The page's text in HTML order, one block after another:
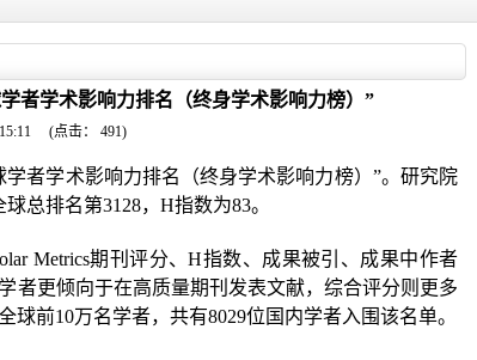
者学术影响力排名（终身学术影响力榜）”
(点击： 491)
学者学术影响力排名（终身学术影响力榜） ”。研究院
球总排名第3128， H指数为83。
Metrics期刊评分、H指数、成果被引、成果中作者
者更倾向于在高质量期刊发表文献，综合评分则更多
球前10万名学者，共有8029位国内学者入围该名单。